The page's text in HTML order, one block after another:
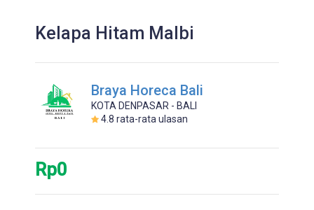
Kelapa Hitam Malbi
Braya Horeca Bali
KOTA DENPASAR - BALI
4.8 rata-rata ulasan
Rp0